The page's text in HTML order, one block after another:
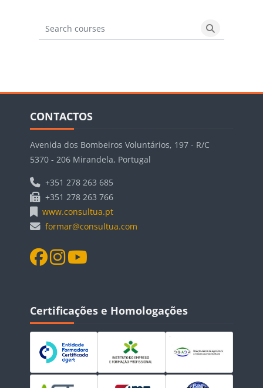
Search courses
Search
Blocos
CONTACTOS
Avenida dos Bombeiros Voluntários, 197 - R/C
5370 - 206 Mirandela, Portugal
+351 278 263 685
+351 278 263 766
www.consultua.pt
formar@consultua.com
Blocos
Certificações e Homologações